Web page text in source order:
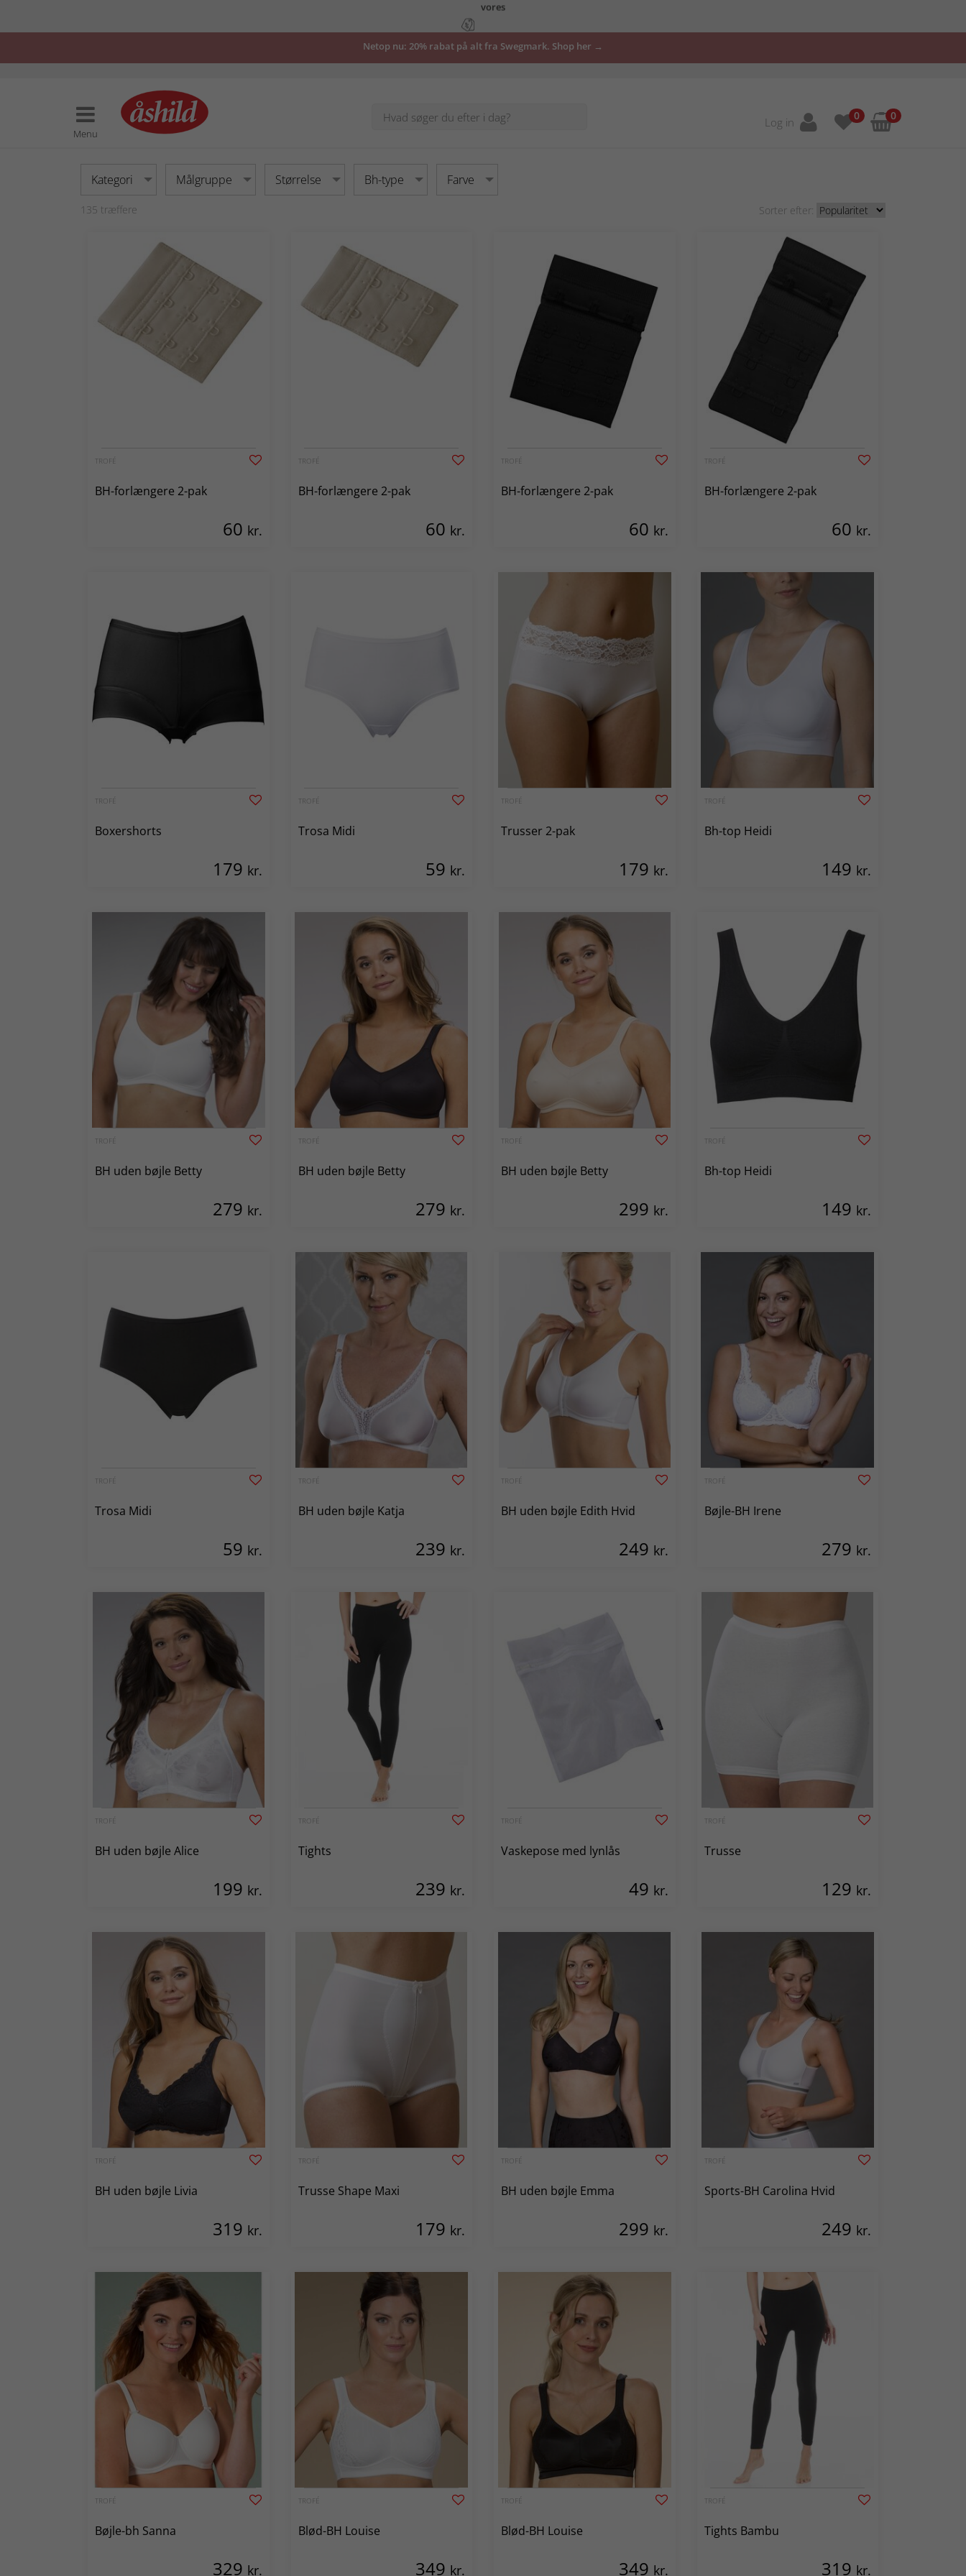
tilbud
her
Netop nu: 20% rabat på alt fra Swegmark. Shop her →
Menu
Log in 0 0
Kategori Målgruppe Størrelse Bh-type Farve
135 træffere Sorter efter:
TROFÉ
BH-forlængere 2-pak
60 kr.
TROFÉ
BH-forlængere 2-pak
60 kr.
TROFÉ
BH-forlængere 2-pak
60 kr.
TROFÉ
BH-forlængere 2-pak
60 kr.
TROFÉ
Boxershorts
179 kr.
TROFÉ
Trosa Midi
59 kr.
TROFÉ
Trusser 2-pak
179 kr.
TROFÉ
Bh-top Heidi
149 kr.
TROFÉ
BH uden bøjle Betty
279 kr.
TROFÉ
BH uden bøjle Betty
279 kr.
TROFÉ
BH uden bøjle Betty
299 kr.
TROFÉ
Bh-top Heidi
149 kr.
TROFÉ
Trosa Midi
59 kr.
TROFÉ
BH uden bøjle Katja
239 kr.
TROFÉ
BH uden bøjle Edith Hvid
249 kr.
TROFÉ
Bøjle-BH Irene
279 kr.
TROFÉ
BH uden bøjle Alice
199 kr.
TROFÉ
Tights
239 kr.
TROFÉ
Vaskepose med lynlås
49 kr.
TROFÉ
Trusse
129 kr.
TROFÉ
BH uden bøjle Livia
319 kr.
TROFÉ
Trusse Shape Maxi
179 kr.
TROFÉ
BH uden bøjle Emma
299 kr.
TROFÉ
Sports-BH Carolina Hvid
249 kr.
TROFÉ
Bøjle-bh Sanna
329 kr.
TROFÉ
Blød-BH Louise
349 kr.
TROFÉ
Blød-BH Louise
349 kr.
TROFÉ
Tights Bambu
319 kr.